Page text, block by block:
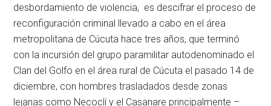
desbordamiento de violencia, es descifrar el proceso de
reconfiguración criminal llevado a cabo en el área
metropolitana de Cúcuta hace tres años, que terminó
con la incursión del grupo paramilitar autodenominado el
Clan del Golfo en el área rural de Cúcuta el pasado 14 de
diciembre, con hombres trasladados desde zonas
lejanas como Necoclí y el Casanare principalmente –